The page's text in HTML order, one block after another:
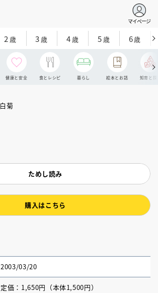
マイページ
2 歳 3歳 4歳 5歳 6歳
健康と安全 食とレシピ 暮らし 絵本とお話 知育と探
ためし読み
購入はこちら
2003/03/20
定価：1,650円（本体1,500円）